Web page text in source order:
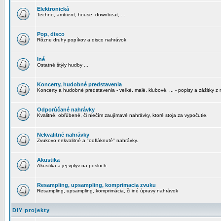
Elektronická
Techno, ambient, house, downbeat, ...
Pop, disco
Rôzne druhy popíkov a disco nahrávok
Iné
Ostatné štýly hudby ...
Koncerty, hudobné predstavenia
Koncerty a hudobné predstavenia - veľké, malé, klubové, ... - popisy a zážitky z
Odporúčané nahrávky
Kvalitné, obľúbené, či niečím zaujímavé nahrávky, ktoré stoja za vypočutie.
Nekvalitné nahrávky
Zvukovo nekvalitné a "odfláknuté" nahrávky.
Akustika
Akustika a jej vplyv na posluch.
Resampling, upsampling, komprimacia zvuku
Resampling, upsampling, komprimácia, či iné úpravy nahrávok
DIY projekty